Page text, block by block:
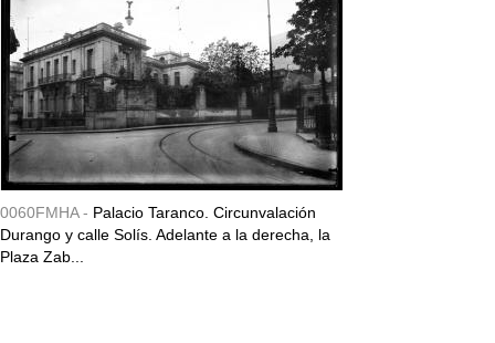
0060FMHA - Palacio Taranco. Circunvalación
Durango y calle Solís. Adelante a la derecha, la
Plaza Zab...